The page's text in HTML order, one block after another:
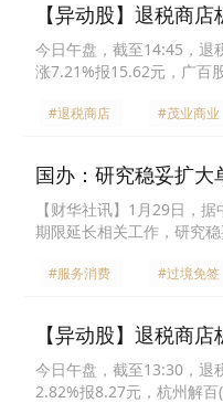
【异动股】退税商
今日午盘，截至14:45，退
涨7.21%报15.62元，广百
#退税商店 #茂业商业
国办：研究稳妥扩大
【财华社讯】1月29日，
期限延长相关工作，研究
旅居、康养品牌。打造“
#服务消费 #过境免签
【异动股】退税商
今日午盘，截至13:30，退
2.82%报8.27元，杭州解